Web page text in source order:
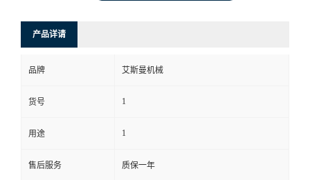
产品详请
品牌 艾斯曼机械
货号 1
用途 1
售后服务 质保一年